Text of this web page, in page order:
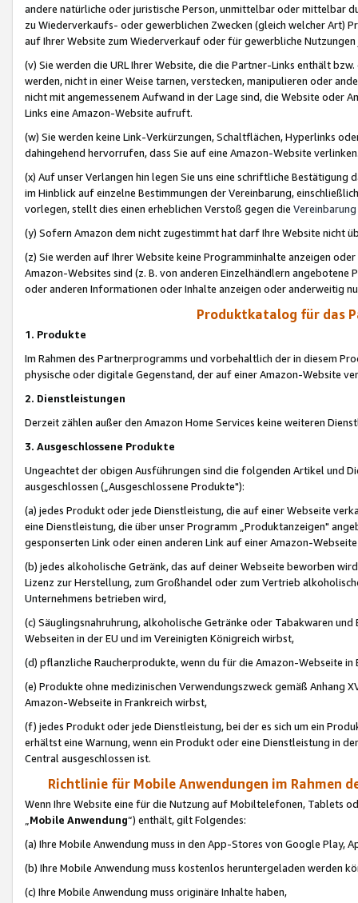
andere natürliche oder juristische Person, unmittelbar oder mittelbar
zu Wiederverkaufs- oder gewerblichen Zwecken (gleich welcher Art)
auf Ihrer Website zum Wiederverkauf oder für gewerbliche
(v) Sie werden die URL Ihrer Website, die die Partner-Links enthält
werden, nicht in einer Weise tarnen, verstecken, manipulieren oder
nicht mit angemessenem Aufwand in der Lage sind, die Website oder
Links eine Amazon-Website aufruft.
(w) Sie werden keine Link-Verkürzungen, Schaltflächen, Hyperlinks
dahingehend hervorrufen, dass Sie auf eine Amazon-Website
(x) Auf unser Verlangen hin legen Sie uns eine schriftliche
im Hinblick auf einzelne Bestimmungen der Vereinbarung,
vorlegen, stellt dies einen erheblichen Verstoß gegen die Vereinbarung
(y) Sofern Amazon dem nicht zugestimmt hat darf Ihre Website nicht
(z) Sie werden auf Ihrer Website keine Programminhalte anzeigen
Amazon-Websites sind (z. B. von anderen Einzelhändlern
oder anderen Informationen oder Inhalte anzeigen oder anderweitig
Produktkatalog für das
1. Produkte
Im Rahmen des Partnerprogramms und vorbehaltlich der in diesem
physische oder digitale Gegenstand, der auf einer Amazon-Website
2. Dienstleistungen
Derzeit zählen außer den Amazon Home Services keine weiteren
3. Ausgeschlossene Produkte
Ungeachtet der obigen Ausführungen sind die folgenden Artikel und
ausgeschlossen („Ausgeschlossene Produkte"):
(a) jedes Produkt oder jede Dienstleistung, die auf einer Webseite
eine Dienstleistung, die über unser Programm „Produktanzeigen"
gesponserten Link oder einen anderen Link auf einer Amazon-
(b) jedes alkoholische Getränk, das auf deiner Webseite beworben
Lizenz zur Herstellung, zum Großhandel oder zum Vertrieb
Unternehmens betrieben wird,
(c) Säuglingsnahruhrung, alkoholische Getränke oder Tabakwaren
Webseiten in der EU und im Vereinigten Königreich wirbst,
(d) pflanzliche Raucherprodukte, wenn du für die Amazon-Webseite in
(e) Produkte ohne medizinischen Verwendungszweck gemäß Anhang
Amazon-Webseite in Frankreich wirbst,
(f) jedes Produkt oder jede Dienstleistung, bei der es sich um ein
erhältst eine Warnung, wenn ein Produkt oder eine Dienstleistung in
Central ausgeschlossen ist.
Richtlinie für Mobile Anwendungen im Rahmen
Wenn Ihre Website eine für die Nutzung auf Mobiltelefonen, Tablets
„Mobile Anwendung“) enthält, gilt Folgendes:
(a) Ihre Mobile Anwendung muss in den App-Stores von Google Play,
(b) Ihre Mobile Anwendung muss kostenlos heruntergeladen werden
(c) Ihre Mobile Anwendung muss originäre Inhalte haben,